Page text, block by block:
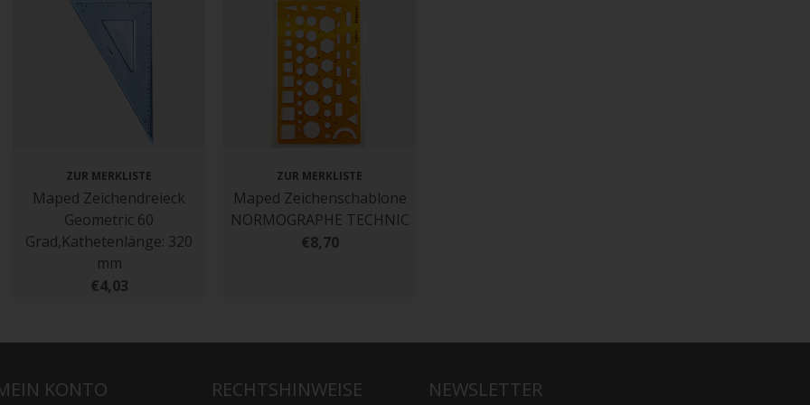
ZUR MERKLISTE
Maped Zeichendreieck
Geometric 60
Grad,Kathetenlänge: 320
mm
€4,03
ZUR MERKLISTE
Maped Zeichenschablone
NORMOGRAPHE TECHNIC
€8,70
KONTO RECHTSHINWEISE NEWSLETTER